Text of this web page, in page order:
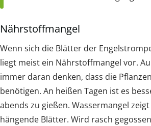
Nährstoffmangel
Wenn sich die Blätter der
liegt meist ein Nährstoffmangel vor.
immer daran denken, dass die
benötigen. An heißen Tagen ist es
abends zu gießen. Wassermangel
hängende Blätter. Wird rasch